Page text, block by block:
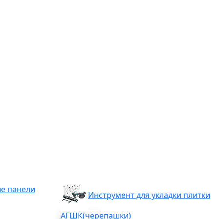
панели
Инструмент для укладки плитки
АГШК(черепашки)